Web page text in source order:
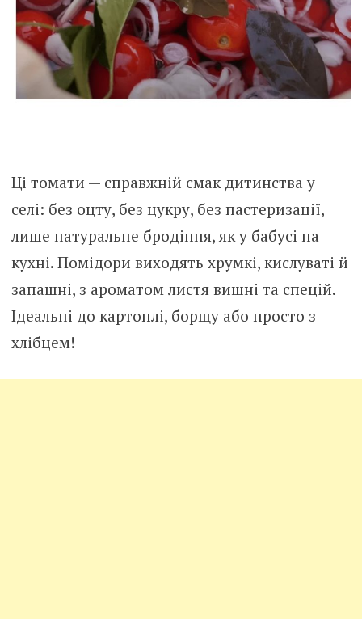
Ці томати — справжній смак дитинства у
селі: без оцту, без цукру, без пастеризації,
лише натуральне бродіння, як у бабусі на
кухні. Помідори виходять хрумкі, кислуваті й
запашні, з ароматом листя вишні та спецій.
Ідеальні до картоплі, борщу або просто з
хлібцем!